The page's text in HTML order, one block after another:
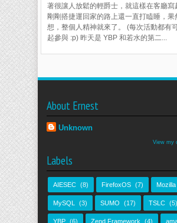
著很讓人放鬆的輕爵士，就這樣在客廳寫
剛剛搭捷運回家的路上還一直打瞌睡，果
想，整個人精神就來了。 (每次活動都有
起參與 :p) 昨天是 YBP 和若水的第二...
About Ernest
Unknown
View my
Labels
AIESEC (8) FirefoxOS (7) Mozilla
MySQL (3) SUMO (17) TSLC (5)
YBP (6) Zend Framework (4)